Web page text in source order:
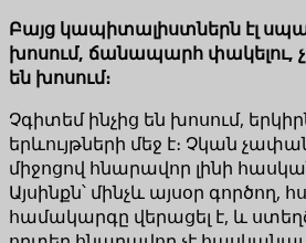
Բայց կապիտալիստներն էլ
խոսում, ճանապարհ փակելու,
են խոսում։
Չգիտեմ ինչից են խոսում,
երևույթների մեջ է։ Չկան
միջոցով հնարավոր լինի
Այսինքն՝ մինչև այսօր
համակարգը վերացել է, և